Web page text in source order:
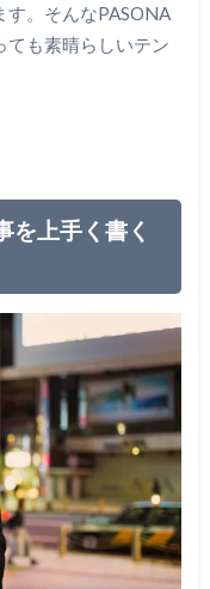
す。そんなPASONA
ても素晴らしいテン
を上手く書く